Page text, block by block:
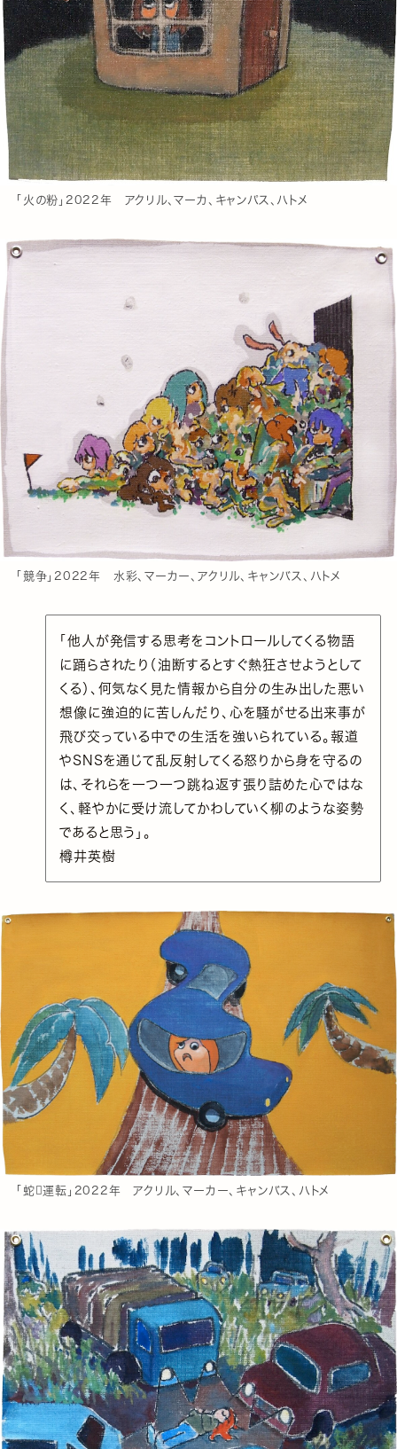
「火の粉」2022年 アクリル、マーカ、キャンパス、ハトメ
「競争」2022年 水彩、マーカー、アクリル、キャンバス、ハトメ
「他人が発信する思考をコントロールしてくる物語
に踊らされたり（油断するとすぐ熱狂させようとして
くる）、何気なく見た情報から自分の生み出した悪い
想像に強迫的に苦しんだり、心を騒がせる出来事が
飛び交っている中での生活を強いられている。報道
やSNSを通じて乱反射してくる怒りから身を守るの
は、それらを一つ一つ跳ね返す張り詰めた心ではな
く、軽やかに受け流してかわしていく柳のような姿勢
であると思う」。
樽井英樹
「蛇􀦷運転」2022年 アクリル、マーカー、キャンバス、ハトメ